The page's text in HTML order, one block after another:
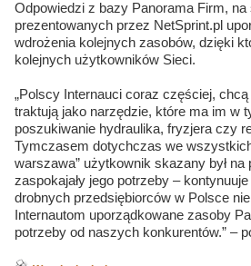
Odpowiedzi z bazy Panorama Firm,
prezentowanych przez NetSprint.pl
wdrożenia kolejnych zasobów, dzięki
kolejnych użytkowników Sieci.
„Polscy Internauci coraz częściej,
traktują jako narzędzie, które ma im w
poszukiwanie hydraulika, fryzjera czy
Tymczasem dotychczas we
warszawa” użytkownik skazany był
zaspokajały jego potrzeby –
drobnych przedsiębiorców w Polsce
Internautom uporządkowane zasoby
potrzeby od naszych konkurentów.” –